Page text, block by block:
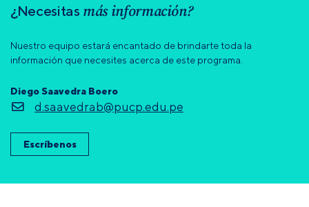
¿Necesitas más información?
Nuestro equipo estará encantado de brindarte toda la
información que necesites acerca de este programa.
Diego Saavedra Boero
d.saavedrab@pucp.edu.pe
Escríbenos